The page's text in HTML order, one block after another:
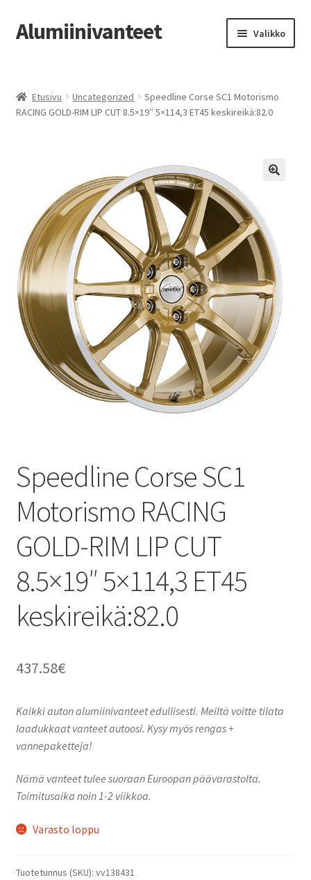
Siirry
navigointiin
Siirry
sisältöön
Alumiinivanteet Valikko
Kauppa
Vanteiden osto-opas
Auton renkaat
Yhteystiedot
Etusivu Uncategorized
Speedline Corse SC1 Motorismo
RACING GOLD-RIM LIP CUT 8.5×19″ 5×114,3 ET45 keskireikä:82.0
Speedline Corse SC1
Motorismo RACING
GOLD-RIM LIP CUT
8.5×19″ 5×114,3 ET45
keskireikä:82.0
437.58€
Kaikki auton alumiinivanteet edullisesti. Meiltä voitte tilata
laadukkaat vanteet autoosi. Kysy myös rengas +
vannepaketteja!
Nämä vanteet tulee suoraan Euroopan päävarastolta.
Toimitusaika noin 1-2 viikkoa.
Varasto loppu
Tuotetunnus (SKU): vv138431